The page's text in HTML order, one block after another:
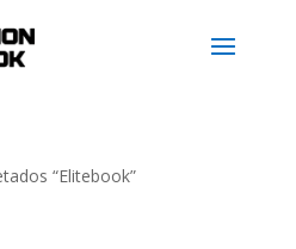
“Elitebook”